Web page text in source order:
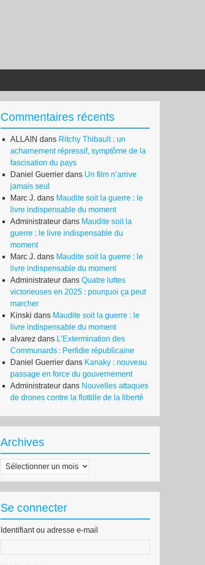
Commentaires récents
ALLAIN dans Ritchy Thibault : un
acharnement répressif, symptôme de la
fascisation du pays
Daniel Guerrier dans Un film n’arrive
jamais seul
Marc J. dans Maudite soit la guerre : le
livre indispensable du moment
Administrateur dans Maudite soit la
guerre : le livre indispensable du
moment
Marc J. dans Maudite soit la guerre : le
livre indispensable du moment
Administrateur dans Quatre luttes
victorieuses en 2025 : pourquoi ça peut
marcher
Kinski dans Maudite soit la guerre : le
livre indispensable du moment
alvarez dans L’Extermination des
Communards : Perfidie républicaine
Daniel Guerrier dans Kanaky : nouveau
passage en force du gouvernement
Administrateur dans Nouvelles attaques
de drones contre la flottille de la liberté
Archives
Archives
Se connecter
Identifiant ou adresse e-mail